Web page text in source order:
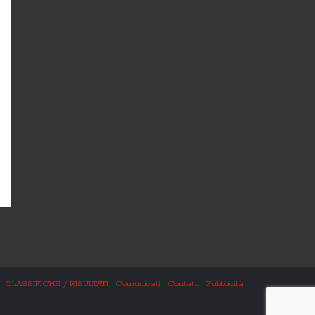
CLASSIFICHE / RISULTATI Comunicati Contatti Pubblicità